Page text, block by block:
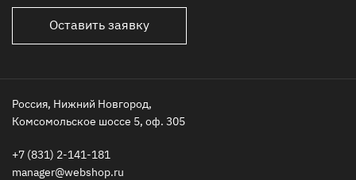
Оставить заявку
Оставить заявку
Россия, Нижний Новгород,
Комсомольское шоссе 5, оф. 305
+7 (831) 2-141-181
manager@webshop.ru